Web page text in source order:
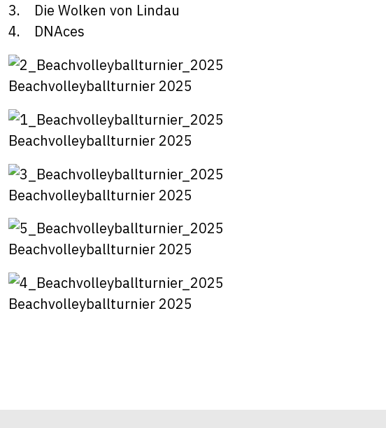
3. Die Wolken von Lindau
4. DNAces
Beachvolleyballturnier 2025
Beachvolleyballturnier 2025
Beachvolleyballturnier 2025
Beachvolleyballturnier 2025
Beachvolleyballturnier 2025